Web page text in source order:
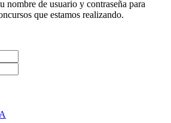
nombre de usuario y contraseña para
que estamos realizando.